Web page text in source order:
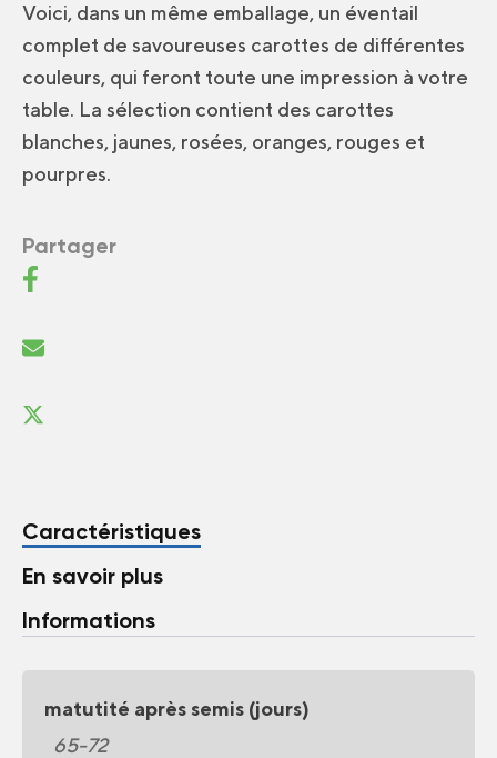
Voici, dans un même emballage, un éventail
complet de savoureuses carottes de différentes
couleurs, qui feront toute une impression à votre
table. La sélection contient des carottes
blanches, jaunes, rosées, oranges, rouges et
pourpres.
Partager
Caractéristiques
En savoir plus
Informations
matutité après semis (jours)
65-72